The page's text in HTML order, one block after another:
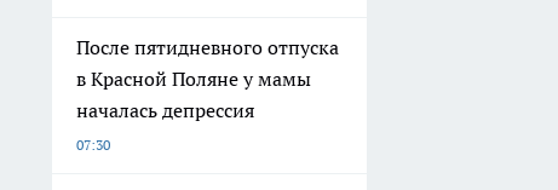
После пятидневного отпуска
в Красной Поляне у мамы
началась депрессия
07:30